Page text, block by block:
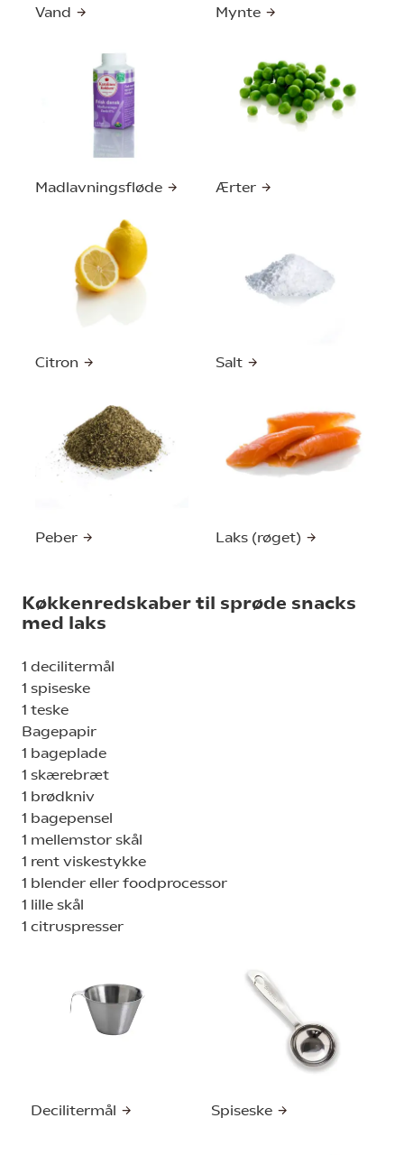
Vand Mynte
Madlavningsfløde Ærter
Citron Salt
Peber Laks (røget)
Køkkenredskaber til sprøde snacks
med laks
1 decilitermål
1 spiseske
1 teske
Bagepapir
1 bageplade
1 skærebræt
1 brødkniv
1 bagepensel
1 mellemstor skål
1 rent viskestykke
1 blender eller foodprocessor
1 lille skål
1 citruspresser
Decilitermål Spiseske